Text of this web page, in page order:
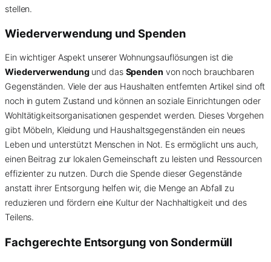
stellen.
Wiederverwendung und Spenden
Ein wichtiger Aspekt unserer Wohnungsauflösungen ist die
Wiederverwendungund das Spenden von noch brauchbaren
Gegenständen. Viele der aus Haushalten entfernten Artikel sind oft
noch in gutem Zustand und können an soziale Einrichtungen oder
Wohltätigkeitsorganisationen gespendet werden. Dieses Vorgehen
gibt Möbeln, Kleidung und Haushaltsgegenständen ein neues
Leben und unterstützt Menschen in Not. Es ermöglicht uns auch,
einen Beitrag zur lokalen Gemeinschaft zu leisten und Ressourcen
effizienter zu nutzen. Durch die Spende dieser Gegenstände
anstatt ihrer Entsorgung helfen wir, die Menge an Abfall zu
reduzieren und fördern eine Kultur der Nachhaltigkeit und des
Teilens.
Fachgerechte Entsorgung vonSondermüll